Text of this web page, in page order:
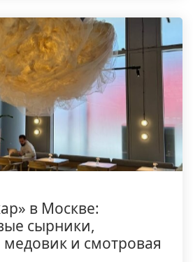
в Москве:
сырники,
и смотровая